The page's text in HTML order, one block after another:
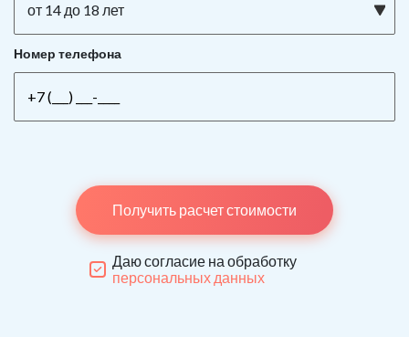
от 14 до 18 лет
Номер телефона
Получить расчет стоимости
Даю согласие на обработку
персональных данных